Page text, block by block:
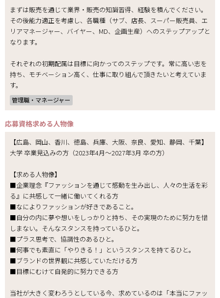
まずは販売を通じて業界・販売の知識習得、経験を積んでください。
その後能力適正を考慮し、各職種（サブ、店長、スーパー販売員、エ
リアマネージャー、バイヤー、MD、企画生産）へのステップアップと
なります。
それぞれの初期配属は目標に向かってのステップです。常に高い志を
持ち、モチベーション高く、仕事に取り組んで頂きたいと考えていま
す。
管理職・マネージャー
応募資格求める人物像
【広島、岡山、香川、徳島、兵庫、大阪、奈良、愛知、静岡、千葉】
大学 卒業見込みの方（2023年4月～2027年3月 卒の方）
【求める人物像】
■企業理念『ファッションを通じて感動を生み出し、人々の生活を彩
る』に共感して一緒に働いてくれる方
■なによりファッションが好きであること。
■自分の内に夢や想いをしっかりと持ち、その実現のために努力を惜
しまない。そんなスタンスを持っているひと。
■プラス思考で、協調性のあるひと。
■何事でも素直に「やりきる！」というスタンスを持てるひと。
■ブランドの世界観に共感していただける方
■目標にむけて自発的に努力できる方
当社が大きく変わろうとしている今、求めているのは「本当にファッ